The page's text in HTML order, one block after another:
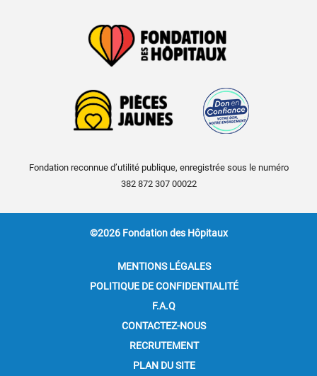
Fondation reconnue d’utilité publique, enregistrée sous le numéro
382 872 307 00022
©2026 Fondation des Hôpitaux
MENTIONS LÉGALES
POLITIQUE DE CONFIDENTIALITÉ
F.A.Q
CONTACTEZ-NOUS
RECRUTEMENT
PLAN DU SITE